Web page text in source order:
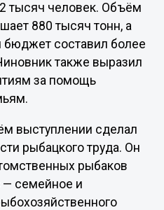
тысяч человек. Объём
880 тысяч тонн, а
бюджет составил более
также выразил
за помощь
выступлении сделал
рыбацкого труда. Он
рыбаков
— семейное и